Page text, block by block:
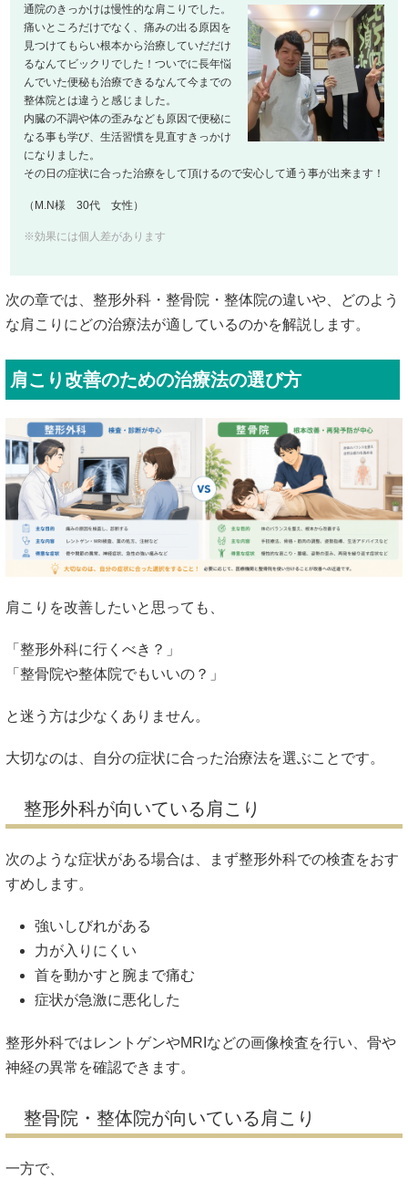
通院のきっかけは慢性的な肩こりでした。
痛いところだけでなく、痛みの出る原因を
見つけてもらい根本から治療していだだけ
るなんてビックリでした！ついでに長年悩
んでいた便秘も治療できるなんて今までの
整体院とは違うと感じました。
内臓の不調や体の歪みなども原因で便秘に
なる事も学び、生活習慣を見直すきっかけ
になりました。
その日の症状に合った治療をして頂けるので安心して通う事が出来ます！
（M.N様 30代 女性）
※効果には個人差があります
次の章では、整形外科・整骨院・整体院の違いや、どのよう
な肩こりにどの治療法が適しているのかを解説します。
肩こり改善のための治療法の選び方
肩こりを改善したいと思っても、
「整形外科に行くべき？」
「整骨院や整体院でもいいの？」
と迷う方は少なくありません。
大切なのは、自分の症状に合った治療法を選ぶことです。
整形外科が向いている肩こり
次のような症状がある場合は、まず整形外科での検査をおす
すめします。
強いしびれがある
力が入りにくい
首を動かすと腕まで痛む
症状が急激に悪化した
整形外科ではレントゲンやMRIなどの画像検査を行い、骨や
神経の異常を確認できます。
整骨院・整体院が向いている肩こり
一方で、